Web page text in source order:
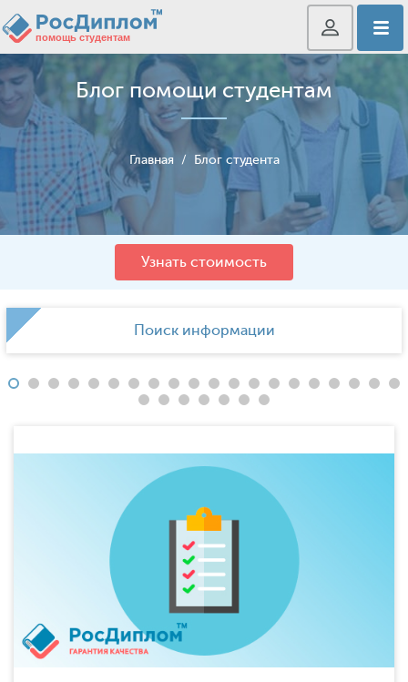
Блог помощи студентам
Главная / Блог студента
Узнать стоимость
Поиск информации